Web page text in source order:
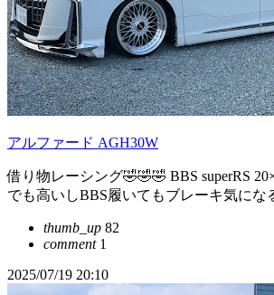
アルファード AGH30W
借り物レーシング🤣🤣🤣 BBS superRS
でも高いしBBS履いてもブレーキ気にな
thumb_up 82
comment1
2025/07/19 20:10